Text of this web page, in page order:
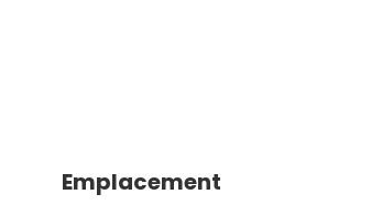
Emplacement